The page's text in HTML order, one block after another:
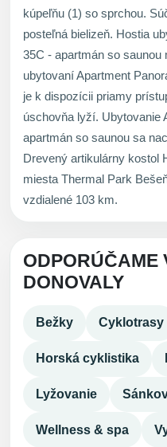
kúpeľňu (1) so sprchou.
posteľná bielizeň. Hostia
35C - apartmán so
ubytovaní Apartment
je k dispozícii priamy
úschovňa lyží. Ubytovanie
apartmán so saunou sa
Drevený artikulárny kostol
miesta Thermal Park
vzdialené 103 km.
ODPORÚČAME
DONOVALY
Bežky Cyklotrasy
Horská cyklistika
Lyžovanie
Wellness & spa